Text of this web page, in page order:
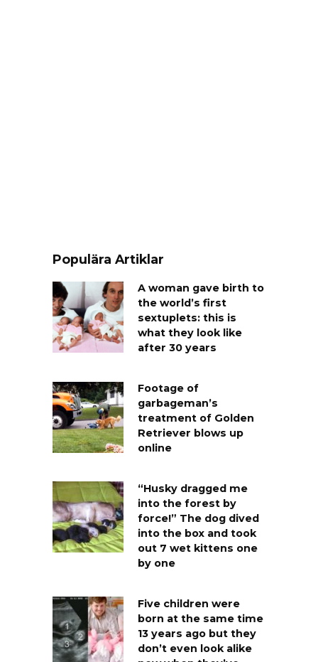
Populära Artiklar
A woman gave birth to
the world’s first
sextuplets: this is
what they look like
after 30 years
Footage of
garbageman’s
treatment of Golden
Retriever blows up
online
“Husky dragged me
into the forest by
force!” The dog dived
into the box and took
out 7 wet kittens one
by one
Five children were
born at the same time
13 years ago but they
don’t even look alike